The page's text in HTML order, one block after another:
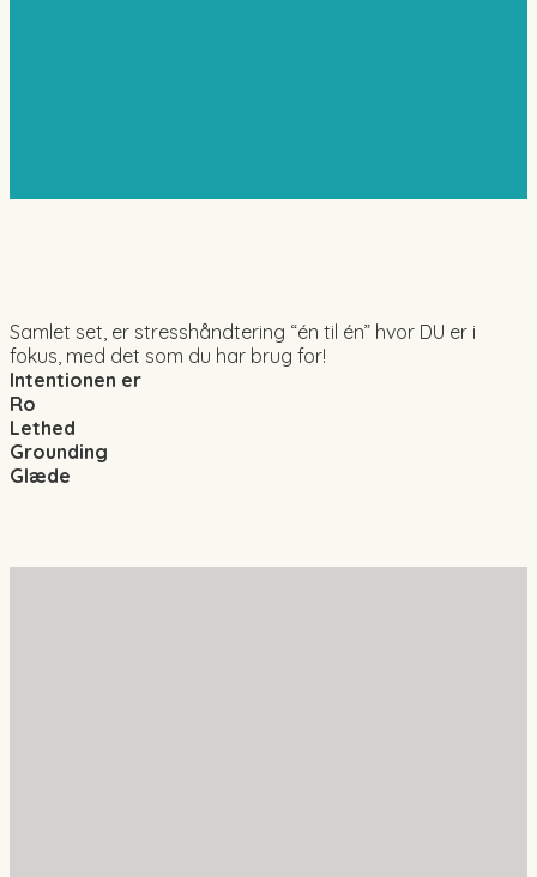
Samlet set, er stresshåndtering “én til én” hvor DU er i
fokus, med det som du har brug for!
Intentionen er
Ro
Lethed
Grounding
Glæde